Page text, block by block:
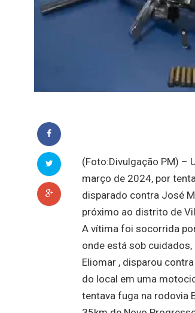
(Foto:Divulgação PM) –
março de 2024, por
disparado contra José
próximo ao distrito de
A vítima foi socorrida
onde está sob cuidados,
Eliomar , disparou
do local em uma
tentava fuga na rodovia